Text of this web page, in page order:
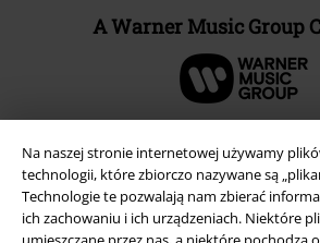
Na naszej stronie internetowej używamy
technologii, które zbiorczo nazywane są
Technologie te pozwalają nam zbierać
ich zachowaniu i ich urządzeniach. Niektóre
A Warner Music Group